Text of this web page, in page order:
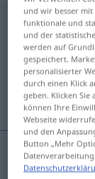
demonstrieren
Übersicht
(Für mehr
demonstrirati(
und wir besser
funktionale und
und der
werden auf
gespeichert.
personalisierter
durch einen Klick
geben. Klicken Sie
können Ihre
Webseite
und den
Button „Mehr